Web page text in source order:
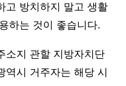
고 방치하지 말고 생활
하는 것이 좋습니다.
소지 관할 지방자치단
역시 거주자는 해당 시